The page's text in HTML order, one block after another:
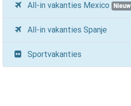
All-in vakanties Mexico Nieuw
All-in vakanties Spanje
Sportvakanties